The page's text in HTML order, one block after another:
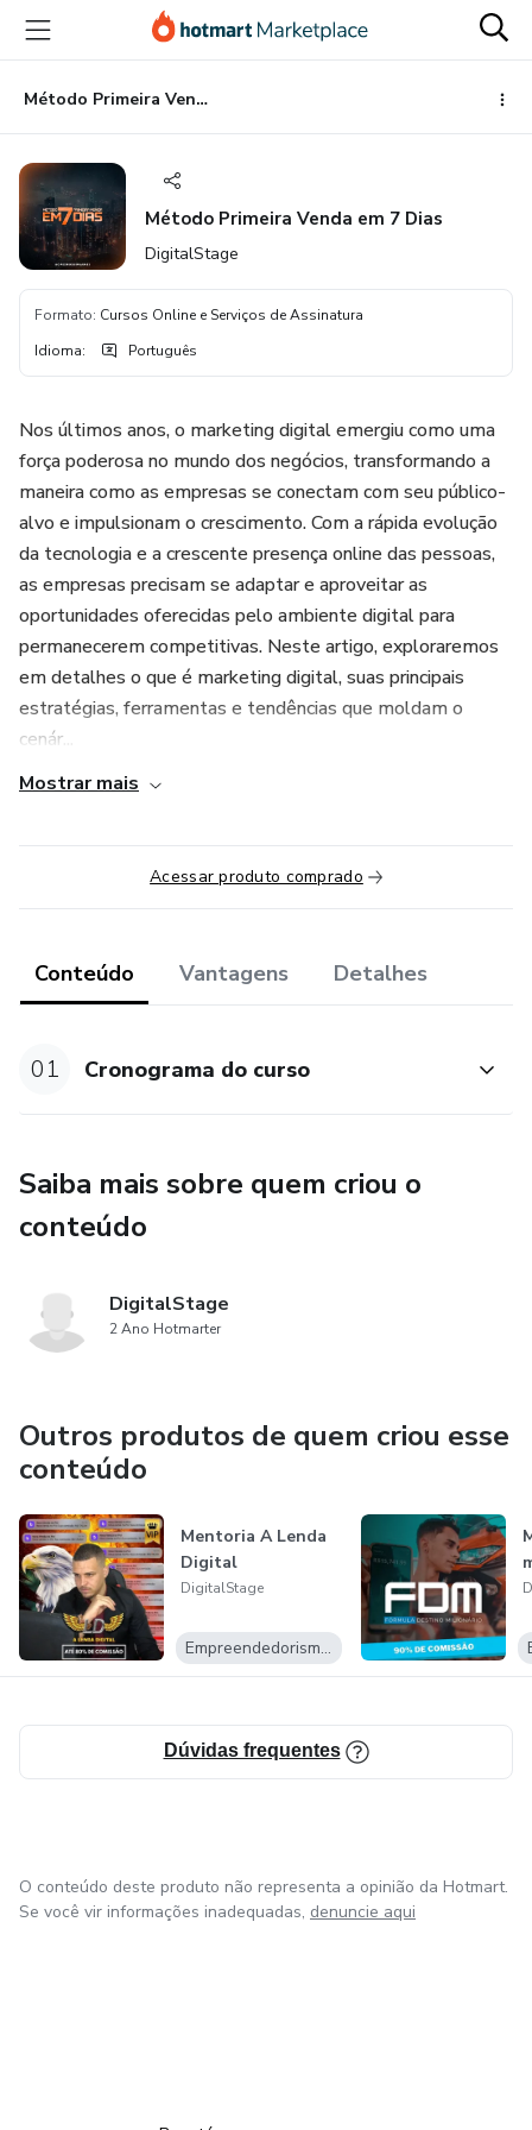
para
conteúdo
principal
para
pagamento
para
rodapé
Método Primeira Venda em 7 Dias
Método Primeira Venda em 7 Dias
DigitalStage
Formato: Cursos Online e Serviços de Assinatura
Idioma: Português
Nos últimos anos, o marketing digital emergiu como uma
força poderosa no mundo dos negócios, transformando a
maneira como as empresas se conectam com seu público-
alvo e impulsionam o crescimento. Com a rápida evolução
da tecnologia e a crescente presença online das pessoas,
as empresas precisam se adaptar e aproveitar as
oportunidades oferecidas pelo ambiente digital para
permanecerem competitivas. Neste artigo, exploraremos
em detalhes o que é marketing digital, suas principais
estratégias, ferramentas e tendências que moldam o
cenár...
Mostrar mais
Acessar produto comprado
Conteúdo Vantagens Detalhes
01 Cronograma do curso
Saiba mais sobre quem criou o
conteúdo
DigitalStage
2 Ano Hotmarter
Outros produtos de quem criou esse
conteúdo
Mentoria A Lenda
Digital
DigitalStage
Empreendedorismo Digital
Dúvidas frequentes
O conteúdo deste produto não representa a opinião da Hotmart.
Se você vir informações inadequadas, denuncie aqui